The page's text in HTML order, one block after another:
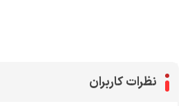
نظرات کاربران